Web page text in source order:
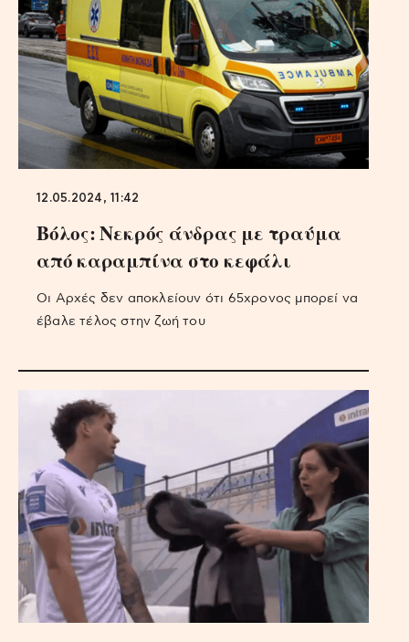
12.05.2024, 11:42
Βόλος: Νεκρός άνδρας με τραύμα
από καραμπίνα στο κεφάλι
Οι Αρχές δεν αποκλείουν ότι 65χρονος μπορεί να
έβαλε τέλος στην ζωή του